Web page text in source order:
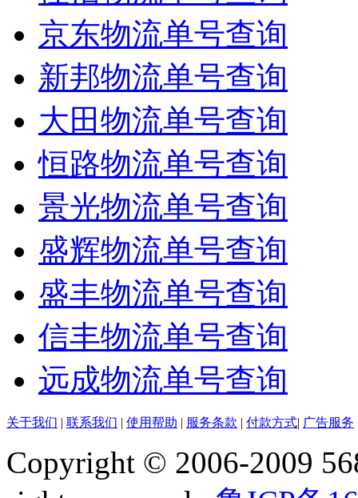
京东物流单号查询
新邦物流单号查询
大田物流单号查询
恒路物流单号查询
景光物流单号查询
盛辉物流单号查询
盛丰物流单号查询
信丰物流单号查询
远成物流单号查询
关于我们 | 联系我们 | 使用帮助 | 服务条款 | 付款方式| 广告服务
Copyright © 2006-2009